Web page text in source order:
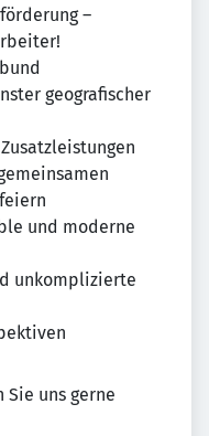
–
geografischer
und moderne
unkomplizierte
uns gerne